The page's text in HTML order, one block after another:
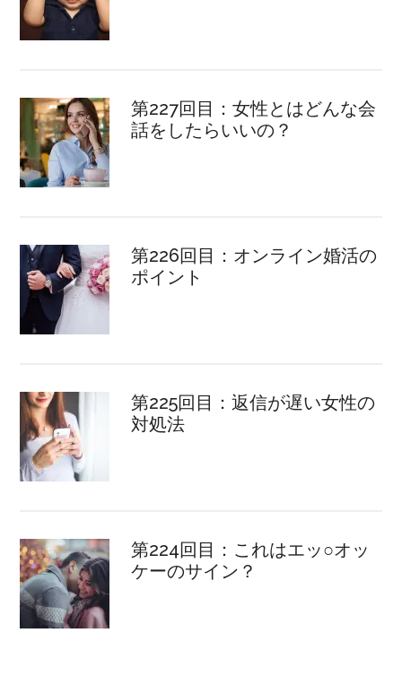
第227回目：女性とはどんな会
話をしたらいいの？
第226回目：オンライン婚活の
ポイント
第225回目：返信が遅い女性の
対処法
第224回目：これはエッ○オッ
ケーのサイン？